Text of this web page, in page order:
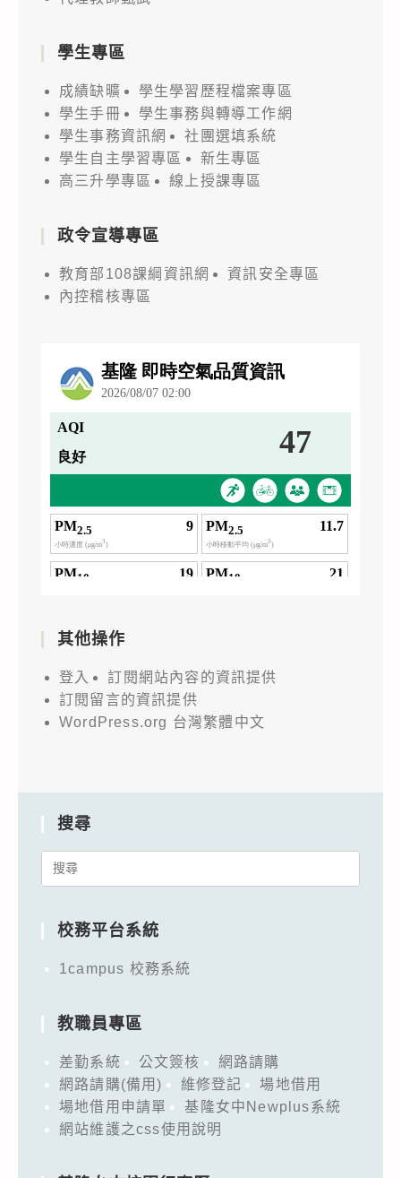
學生專區
成績缺曠
學生學習歷程檔案專區
學生手冊
學生事務與轉導工作網
學生事務資訊網
社團選填系統
學生自主學習專區
新生專區
高三升學專區
線上授課專區
政令宣導專區
教育部108課綱資訊網
資訊安全專區
內控稽核專區
其他操作
登入
訂閱網站內容的資訊提供
訂閱留言的資訊提供
WordPress.org 台灣繁體中文
搜尋
Search
校務平台系統
1campus 校務系統
教職員專區
差勤系統 公文簽核
網路請購
網路請購(備用)
維修登記
場地借用
場地借用申請單
基隆女中Newplus系統
網站維護之css使用說明